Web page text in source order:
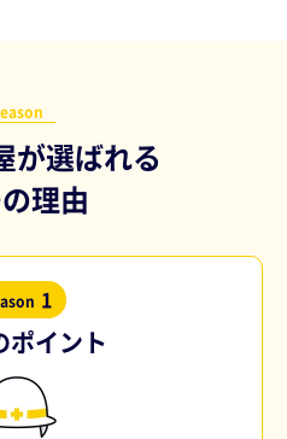
が選ばれる
理由
1
ポイント